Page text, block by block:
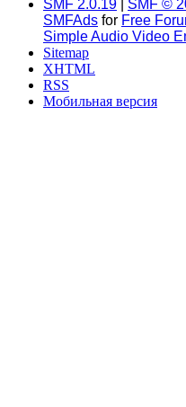
SMF 2.0.19 SMF ©
SMFAds for Free
Simple Audio Video
Sitemap
XHTML
RSS
Мобильная версия